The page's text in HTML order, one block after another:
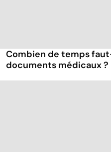
Combien de temps
documents médicaux ?